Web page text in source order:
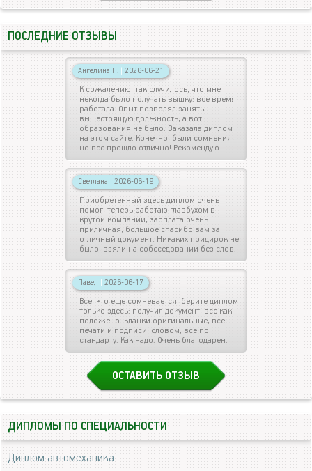
ПОСЛЕДНИЕ ОТЗЫВЫ
Ангелина П. | 2026-06-21
К сожалению, так случилось, что мне
некогда было получать вышку: все время
работала. Опыт позволял занять
вышестоящую должность, а вот
образования не было. Заказала диплом
на этом сайте. Конечно, были сомнения,
но все прошло отлично! Рекомендую.
Светлана | 2026-06-19
Приобретенный здесь диплом очень
помог, теперь работаю главбухом в
крутой компании, зарплата очень
приличная, большое спасибо вам за
отличный документ. Никаких придирок не
было, взяли на собеседовании без слов.
Павел | 2026-06-17
Все, кто еще сомневается, берите диплом
только здесь: получил документ, все как
положено. Бланки оригинальные, все
печати и подписи, словом, все по
стандарту. Как надо. Очень благодарен.
ОСТАВИТЬ ОТЗЫВ
ДИПЛОМЫ ПО СПЕЦИАЛЬНОСТИ
Диплом автомеханика